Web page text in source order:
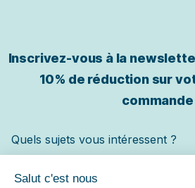
Inscrivez-vous à la
10% de réduction sur
commande
Quels sujets vous intéressent ?